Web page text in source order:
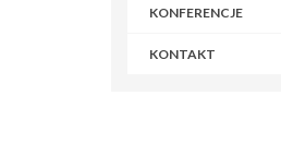
KONFERENCJE
KONTAKT